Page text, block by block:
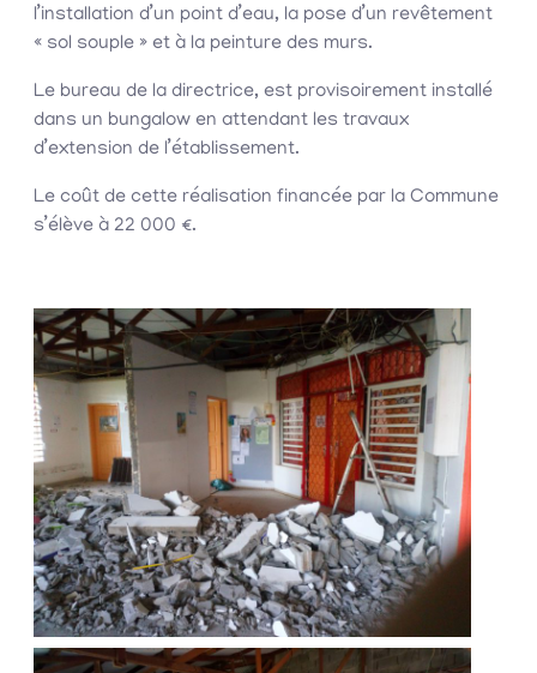
l’installation d’un point d’eau, la pose d’un revêtement
« sol souple » et à la peinture des murs.
Le bureau de la directrice, est provisoirement installé
dans un bungalow en attendant les travaux
d’extension de l’établissement.
Le coût de cette réalisation financée par la Commune
s’élève à 22 000 €.